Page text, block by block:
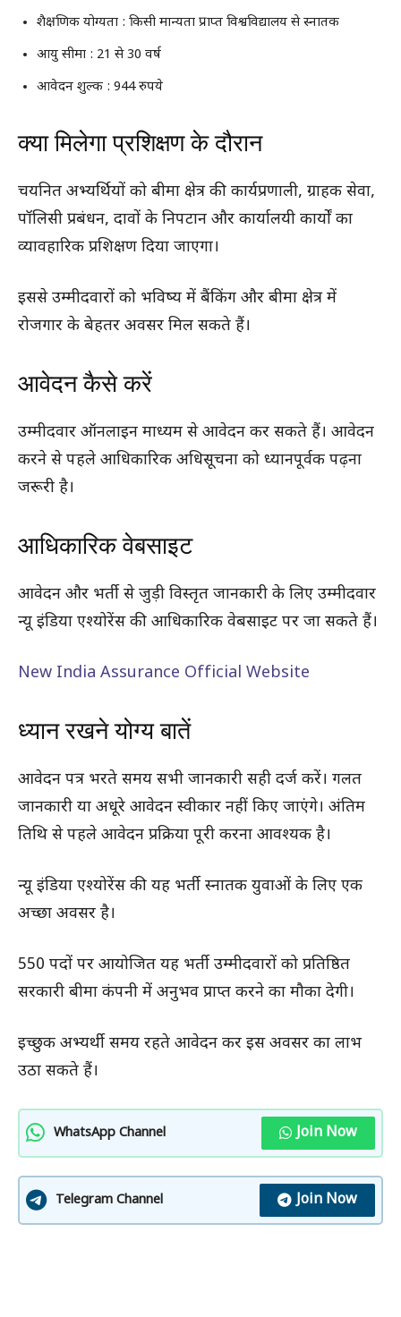
शैक्षणिक योग्यता : किसी मान्यता प्राप्त विश्वविद्यालय से स्नातक
आयु सीमा : 21 से 30 वर्ष
आवेदन शुल्क : 944 रुपये
क्या मिलेगा प्रशिक्षण के दौरान
चयनित अभ्यर्थियों को बीमा क्षेत्र की कार्यप्रणाली, ग्राहक सेवा,
पॉलिसी प्रबंधन, दावों के निपटान और कार्यालयी कार्यों का
व्यावहारिक प्रशिक्षण दिया जाएगा।
इससे उम्मीदवारों को भविष्य में बैंकिंग और बीमा क्षेत्र में
रोजगार के बेहतर अवसर मिल सकते हैं।
आवेदन कैसे करें
उम्मीदवार ऑनलाइन माध्यम से आवेदन कर सकते हैं। आवेदन
करने से पहले आधिकारिक अधिसूचना को ध्यानपूर्वक पढ़ना
जरूरी है।
आधिकारिक वेबसाइट
आवेदन और भर्ती से जुड़ी विस्तृत जानकारी के लिए उम्मीदवार
न्यू इंडिया एश्योरेंस की आधिकारिक वेबसाइट पर जा सकते हैं।
New India Assurance Official Website
ध्यान रखने योग्य बातें
आवेदन पत्र भरते समय सभी जानकारी सही दर्ज करें। गलत
जानकारी या अधूरे आवेदन स्वीकार नहीं किए जाएंगे। अंतिम
तिथि से पहले आवेदन प्रक्रिया पूरी करना आवश्यक है।
न्यू इंडिया एश्योरेंस की यह भर्ती स्नातक युवाओं के लिए एक
अच्छा अवसर है।
550 पदों पर आयोजित यह भर्ती उम्मीदवारों को प्रतिष्ठित
सरकारी बीमा कंपनी में अनुभव प्राप्त करने का मौका देगी।
इच्छुक अभ्यर्थी समय रहते आवेदन कर इस अवसर का लाभ
उठा सकते हैं।
WhatsApp Channel Join Now
Telegram Channel Join Now